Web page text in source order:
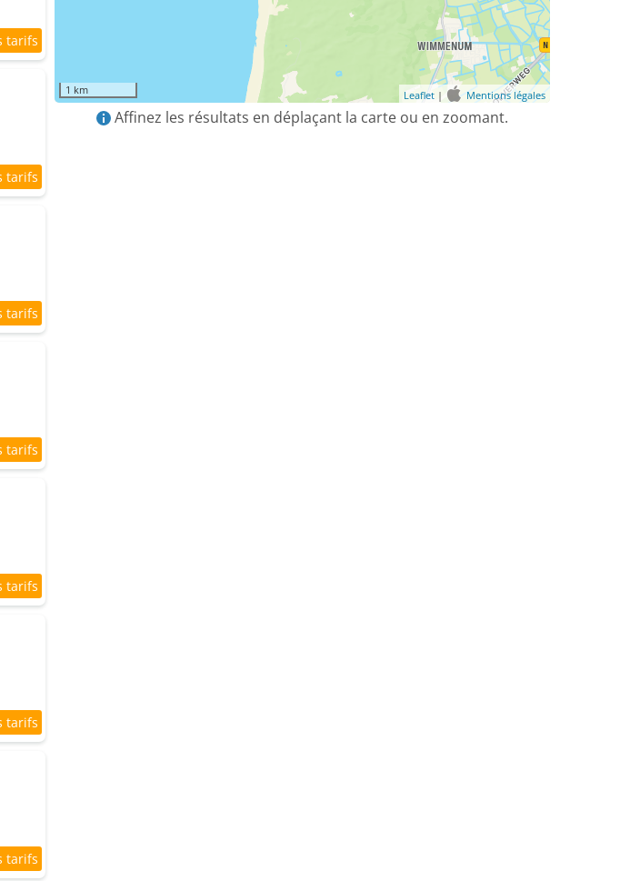
1 km Leaflet | Mentions légales
Affinez les résultats en déplaçant la carte ou en zoomant.